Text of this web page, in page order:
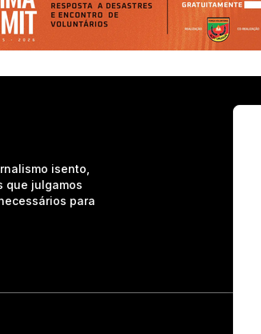
isento,
que julgamos
para